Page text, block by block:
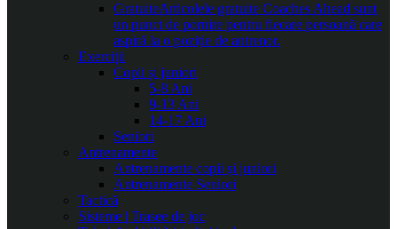
GratuiteArticolele gratuite Coaches Ahead sunt
un punct de pornire pentru fiecare persoană care
aspiră la o poziție de antrenor.
Exerciții
Copii și juniori
5-8 Ani
9-13 Ani
14-17 Ani
Seniori
Antrenamente
Antrenamente copii și juniori
Antrenamente Seniori
Tactică
Sisteme | Trasee de joc